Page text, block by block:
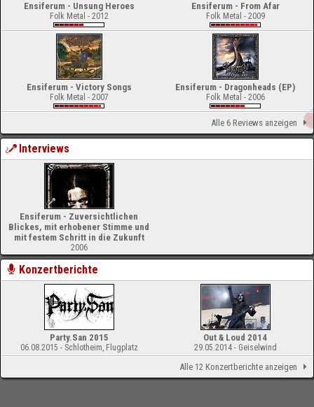
Ensiferum - Unsung Heroes
Folk Metal - 2012
Ensiferum - From Afar
Folk Metal - 2009
Ensiferum - Victory Songs
Folk Metal - 2007
Ensiferum - Dragonheads (EP)
Folk Metal - 2006
Alle 6 Reviews anzeigen
Interviews
Ensiferum - Zuversichtlichen
Blickes, mit erhobener Stimme und
mit festem Schritt in die Zukunft
2006
Konzertberichte
Party.San 2015
06.08.2015 - Schlotheim, Flugplatz
Out & Loud 2014
29.05.2014 - Geiselwind
Alle 12 Konzertberichte anzeigen